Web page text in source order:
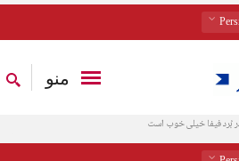
منو
بُرد فيفا خيلی خوب است